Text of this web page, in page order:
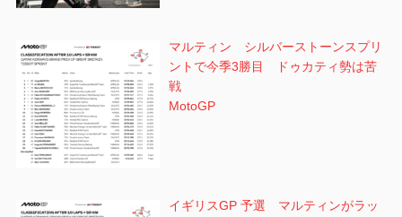
マルティン シルバーストーンスプリ
ントで今季3勝目 ドゥカティ勢は苦
戦
MotoGP
イギリスGP 予選 マルティンがラッ